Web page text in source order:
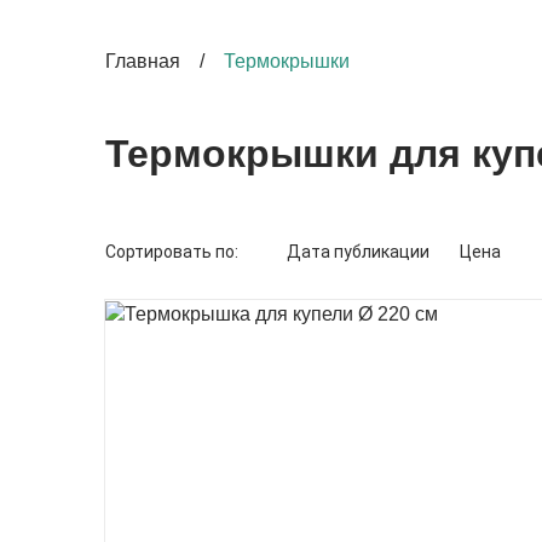
Главная / Термокрышки
Термокрышки для
Сортировать по: Дата публикации Цена